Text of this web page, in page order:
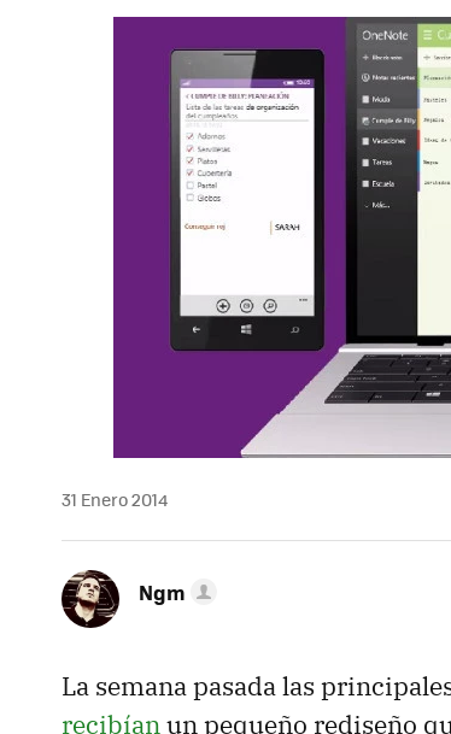
MAIL
31 Enero 2014
Ngm
La semana pasada las
recibíanun pequeño rediseño